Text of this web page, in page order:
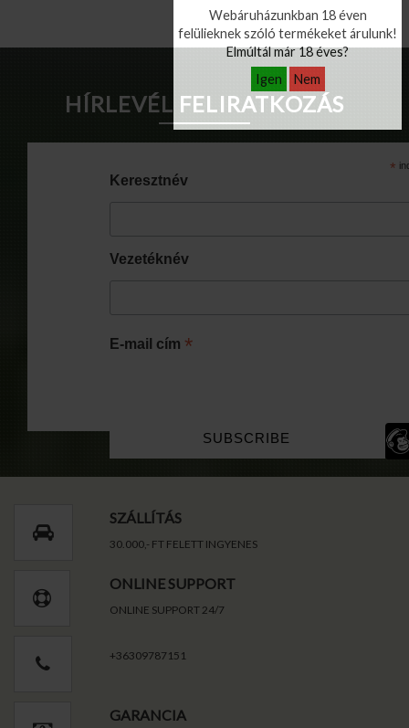
Webáruházunkban 18 éven
felülieknek szóló termékeket árulunk!
Elmúltál már 18 éves?
Igen
Nem
HÍRLEVÉL FELIRATKOZÁS
*
Keresztnév
Vezetéknév
E-mail cím *
SZÁLLÍTÁS
30.000,- FT FELETT INGYENES
ONLINE SUPPORT
ONLINE SUPPORT 24/7
+36309787151
GARANCIA